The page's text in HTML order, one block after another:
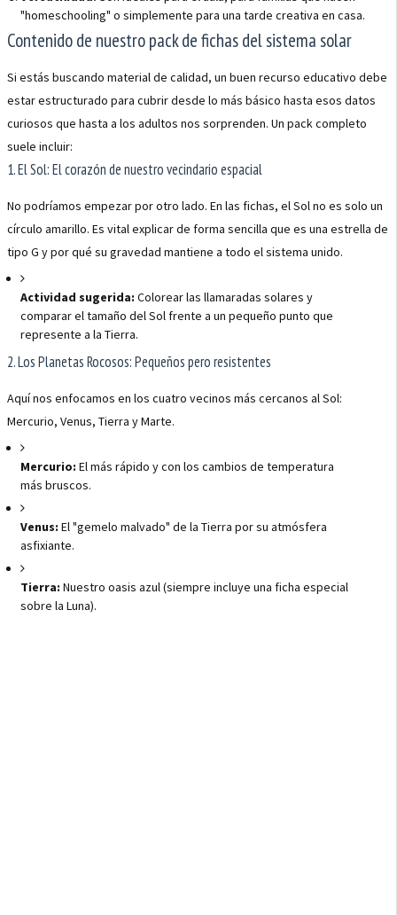
"homeschooling" o simplemente para una tarde creativa en casa.
Contenido de nuestro pack de fichas del sistema solar
Si estás buscando material de calidad, un buen recurso educativo debe
estar estructurado para cubrir desde lo más básico hasta esos datos
curiosos que hasta a los adultos nos sorprenden. Un pack completo
suele incluir:
1. El Sol: El corazón de nuestro vecindario espacial
No podríamos empezar por otro lado. En las fichas, el Sol no es solo un
círculo amarillo. Es vital explicar de forma sencilla que es una estrella de
tipo G y por qué su gravedad mantiene a todo el sistema unido.
Actividad sugerida: Colorear las llamaradas solares y
comparar el tamaño del Sol frente a un pequeño punto que
represente a la Tierra.
2. Los Planetas Rocosos: Pequeños pero resistentes
Aquí nos enfocamos en los cuatro vecinos más cercanos al Sol:
Mercurio, Venus, Tierra y Marte.
Mercurio: El más rápido y con los cambios de temperatura
más bruscos.
Venus: El "gemelo malvado" de la Tierra por su atmósfera
asfixiante.
Tierra: Nuestro oasis azul (siempre incluye una ficha especial
sobre la Luna).